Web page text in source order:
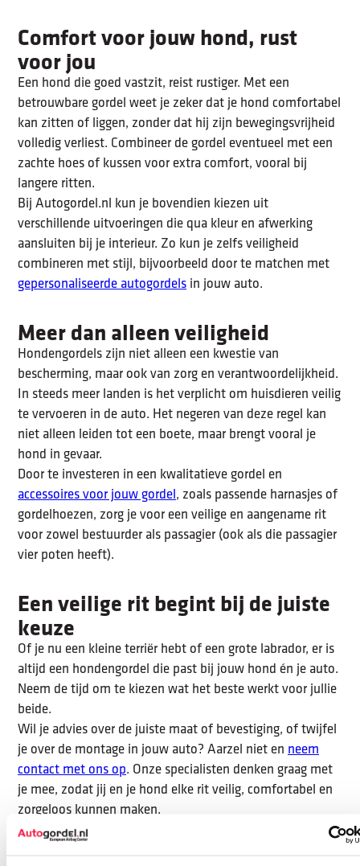
Comfort voor jouw hond, rust
voor jou
Een hond die goed vastzit, reist rustiger. Met een
betrouwbare gordel weet je zeker dat je hond comfortabel
kan zitten of liggen, zonder dat hij zijn bewegingsvrijheid
volledig verliest. Combineer de gordel eventueel met een
zachte hoes of kussen voor extra comfort, vooral bij
langere ritten.
Bij Autogordel.nl kun je bovendien kiezen uit
verschillende uitvoeringen die qua kleur en afwerking
aansluiten bij je interieur. Zo kun je zelfs veiligheid
combineren met stijl, bijvoorbeeld door te matchen met
gepersonaliseerde autogordels in jouw auto.
Meer dan alleen veiligheid
Hondengordels zijn niet alleen een kwestie van
bescherming, maar ook van zorg en verantwoordelijkheid.
In steeds meer landen is het verplicht om huisdieren veilig
te vervoeren in de auto. Het negeren van deze regel kan
niet alleen leiden tot een boete, maar brengt vooral je
hond in gevaar.
Door te investeren in een kwalitatieve gordel en
accessoires voor jouw gordel, zoals passende harnasjes of
gordelhoezen, zorg je voor een veilige en aangename rit
voor zowel bestuurder als passagier (ook als die passagier
vier poten heeft).
Een veilige rit begint bij de juiste
keuze
Of je nu een kleine terriër hebt of een grote labrador, er is
altijd een hondengordel die past bij jouw hond én je auto.
Neem de tijd om te kiezen wat het beste werkt voor jullie
beide.
Wil je advies over de juiste maat of bevestiging, of twijfel
je over de montage in jouw auto? Aarzel niet en neem
contact met ons op. Onze specialisten denken graag met
je mee, zodat jij en je hond elke rit veilig, comfortabel en
zorgeloos kunnen maken.